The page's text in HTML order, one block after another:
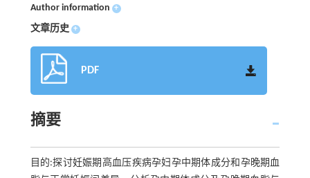
Author information +
文章历史 +
PDF
摘要
目的:探讨妊娠期高血压疾病孕妇孕中期体成分和孕晚期血